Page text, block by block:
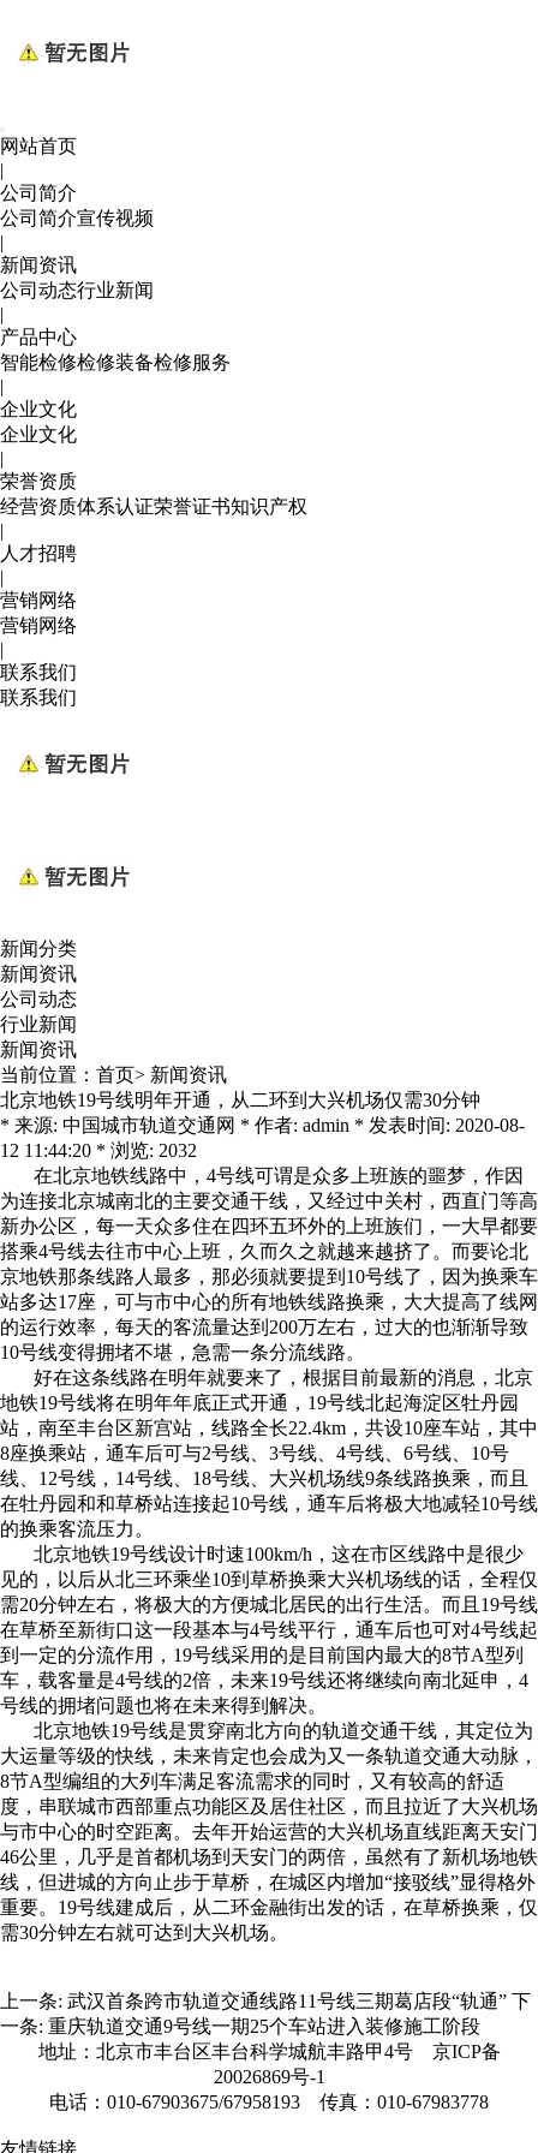
网站首页
|
公司简介
公司简介宣传视频
|
新闻资讯
公司动态行业新闻
|
产品中心
智能检修检修装备检修服务
|
企业文化
企业文化
|
荣誉资质
经营资质体系认证荣誉证书知识产权
|
人才招聘
|
营销网络
营销网络
|
联系我们
联系我们
新闻分类
新闻资讯
公司动态
行业新闻
新闻资讯
当前位置： 首页> 新闻资讯
北京地铁19号线明年开通，从二环到大兴机场仅需30分钟
* 来源: 中国城市轨道交通网 * 作者: admin * 发表时间: 2020-08-
12 11:44:20 * 浏览: 2032
在北京地铁线路中，4号线可谓是众多上班族的噩梦，作因
为连接北京城南北的主要交通干线，又经过中关村，西直门等高
新办公区，每一天众多住在四环五环外的上班族们，一大早都要
搭乘4号线去往市中心上班，久而久之就越来越挤了。而要论北
京地铁那条线路人最多，那必须就要提到10号线了，因为换乘车
站多达17座，可与市中心的所有地铁线路换乘，大大提高了线网
的运行效率，每天的客流量达到200万左右，过大的也渐渐导致
10号线变得拥堵不堪，急需一条分流线路。
好在这条线路在明年就要来了，根据目前最新的消息，北京
地铁19号线将在明年年底正式开通，19号线北起海淀区牡丹园
站，南至丰台区新宫站，线路全长22.4km，共设10座车站，其中
8座换乘站，通车后可与2号线、3号线、4号线、6号线、10号
线、12号线，14号线、18号线、大兴机场线9条线路换乘，而且
在牡丹园和和草桥站连接起10号线，通车后将极大地减轻10号线
的换乘客流压力。
北京地铁19号线设计时速100km/h，这在市区线路中是很少
见的，以后从北三环乘坐10到草桥换乘大兴机场线的话，全程仅
需20分钟左右，将极大的方便城北居民的出行生活。而且19号线
在草桥至新街口这一段基本与4号线平行，通车后也可对4号线起
到一定的分流作用，19号线采用的是目前国内最大的8节A型列
车，载客量是4号线的2倍，未来19号线还将继续向南北延申，4
号线的拥堵问题也将在未来得到解决。
北京地铁19号线是贯穿南北方向的轨道交通干线，其定位为
大运量等级的快线，未来肯定也会成为又一条轨道交通大动脉，
8节A型编组的大列车满足客流需求的同时，又有较高的舒适
度，串联城市西部重点功能区及居住社区，而且拉近了大兴机场
与市中心的时空距离。去年开始运营的大兴机场直线距离天安门
46公里，几乎是首都机场到天安门的两倍，虽然有了新机场地铁
线，但进城的方向止步于草桥，在城区内增加“接驳线”显得格外
重要。19号线建成后，从二环金融街出发的话，在草桥换乘，仅
需30分钟左右就可达到大兴机场。
上一条: 武汉首条跨市轨道交通线路11号线三期葛店段“轨通” 下
一条: 重庆轨道交通9号线一期25个车站进入装修施工阶段
地址：北京市丰台区丰台科学城航丰路甲4号 京ICP备
20026869号-1
电话：010-67903675/67958193 传真：010-67983778
友情链接